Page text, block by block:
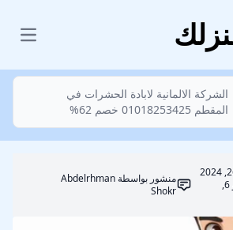
الشركة الالمانية لابادة الحشرات في
المقطم 01018253425 خصم 62%
اخر تحديث في يوليو 6,
منشور بواسطة Abdelrhman
Shokr